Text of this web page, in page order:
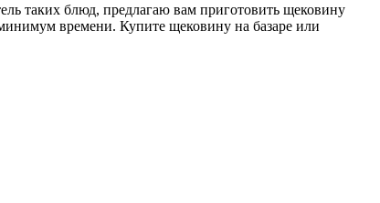
таких блюд, предлагаю вам приготовить щековину
времени. Купите щековину на базаре или